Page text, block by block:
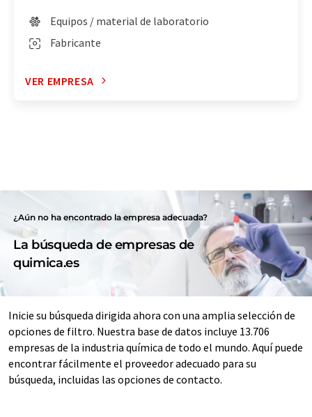
Equipos / material de laboratorio
Fabricante
VER EMPRESA
¿Aún no ha encontrado la empresa adecuada?
La búsqueda de empresas de
quimica.es
Inicie su búsqueda dirigida ahora con una amplia selección de
opciones de filtro. Nuestra base de datos incluye 13.706
empresas de la industria química de todo el mundo. Aquí puede
encontrar fácilmente el proveedor adecuado para su
búsqueda, incluidas las opciones de contacto.